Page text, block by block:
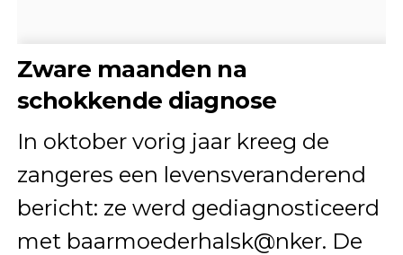
Zware maanden na
schokkende diagnose
In oktober vorig jaar kreeg de
zangeres een levensveranderend
bericht: ze werd gediagnosticeerd
met baarmoederhalsk@nker. De